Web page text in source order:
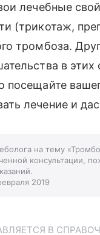
лечебные
(трикотаж,
тромбоза.
в
посещайте
лечение и
на тему
консультации,
2019
В